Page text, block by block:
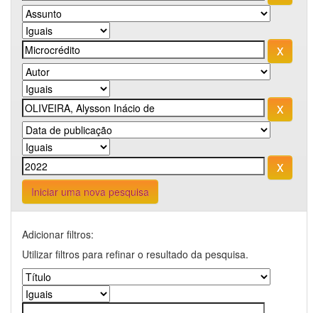
Iniciar uma nova pesquisa
Adicionar filtros:
Utilizar filtros para refinar o resultado da pesquisa.